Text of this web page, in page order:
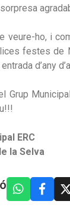
veure-ho, i
festes de
d’any
Grup
ERC
la Selva